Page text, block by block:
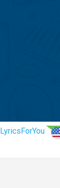
LyricsForYou